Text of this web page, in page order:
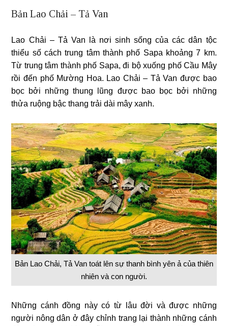
Bản Lao Chải – Tả Van
Lao Chải – Tả Van là nơi sinh sống của các dân tộc
thiểu số cách trung tâm thành phố Sapa khoảng 7 km.
Từ trung tâm thành phố Sapa, đi bộ xuống phố Cầu Mây
rồi đến phố Mường Hoa. Lao Chải – Tả Van được bao
bọc bởi những thung lũng được bao bọc bởi những
thửa ruộng bậc thang trải dài mây xanh.
Bản Lao Chải, Tả Van toát lên sự thanh bình yên ả của thiên
nhiên và con người.
Những cánh đồng này có từ lâu đời và được những
người nông dân ở đây chỉnh trang lại thành những cánh